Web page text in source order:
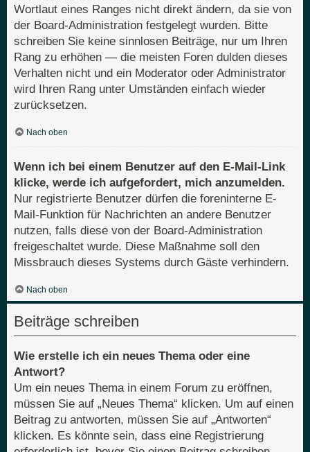
Wortlaut eines Ranges nicht direkt ändern, da sie von
der Board-Administration festgelegt wurden. Bitte
schreiben Sie keine sinnlosen Beiträge, nur um Ihren
Rang zu erhöhen — die meisten Foren dulden dieses
Verhalten nicht und ein Moderator oder Administrator
wird Ihren Rang unter Umständen einfach wieder
zurücksetzen.
Nach oben
Wenn ich bei einem Benutzer auf den E-Mail-Link
klicke, werde ich aufgefordert, mich anzumelden.
Nur registrierte Benutzer dürfen die foreninterne E-
Mail-Funktion für Nachrichten an andere Benutzer
nutzen, falls diese von der Board-Administration
freigeschaltet wurde. Diese Maßnahme soll den
Missbrauch dieses Systems durch Gäste verhindern.
Nach oben
Beiträge schreiben
Wie erstelle ich ein neues Thema oder eine
Antwort?
Um ein neues Thema in einem Forum zu eröffnen,
müssen Sie auf „Neues Thema“ klicken. Um auf einen
Beitrag zu antworten, müssen Sie auf „Antworten“
klicken. Es könnte sein, dass eine Registrierung